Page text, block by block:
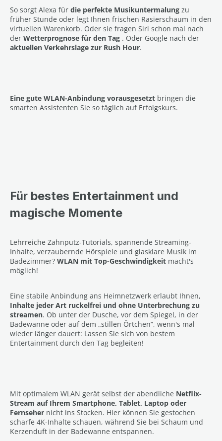
So sorgt Alexa für die perfekte Musikuntermalung zu
früher Stunde oder legt Ihnen frischen Rasierschaum in den
virtuellen Warenkorb. Oder sie fragen Siri schon mal nach
der Wetterprognose für den Tag . Oder Google nach der
aktuellen Verkehrslage zur Rush Hour.
Eine gute WLAN-Anbindung vorausgesetzt bringen die
smarten Assistenten Sie so täglich auf Erfolgskurs.
Für bestes Entertainment und
magische Momente
Lehrreiche Zahnputz-Tutorials, spannende Streaming-
Inhalte, verzaubernde Hörspiele und glasklare Musik im
Badezimmer? WLAN mit Top-Geschwindigkeit macht's
möglich!
Eine stabile Anbindung ans Heimnetzwerk erlaubt Ihnen,
Inhalte jeder Art ruckelfrei und ohne Unterbrechung zu
streamen. Ob unter der Dusche, vor dem Spiegel, in der
Badewanne oder auf dem „stillen Örtchen“, wenn's mal
wieder länger dauert: Lassen Sie sich von bestem
Entertainment durch den Tag begleiten!
Mit optimalem WLAN gerät selbst der abendliche Netflix-
Stream auf Ihrem Smartphone, Tablet, Laptop oder
Fernseher nicht ins Stocken. Hier können Sie gestochen
scharfe 4K-Inhalte schauen, während Sie bei Schaum und
Kerzenduft in der Badewanne entspannen.